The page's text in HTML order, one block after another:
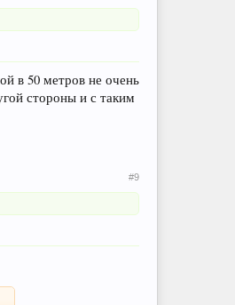
в 50 метров не очень
стороны и с таким
#9